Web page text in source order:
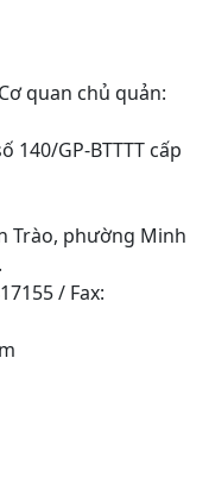
quan chủ quản:
140/GP-BTTTT cấp
Trào, phường Minh
/ Fax: